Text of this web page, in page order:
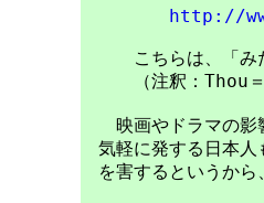
http://
こちらは、「みだ
（注釈：Thou＝
映画やドラマの影
気軽に発する日本人
を害するというから